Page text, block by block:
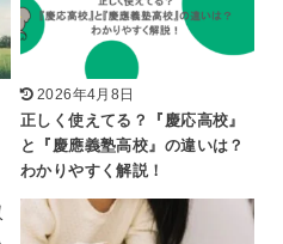
2026年4月8日
正しく使えてる？『慶応高校』
と『慶應義塾高校』の違いは？
わかりやすく解説！